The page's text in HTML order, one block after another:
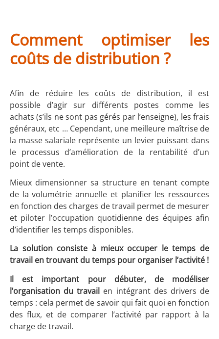
Comment optimiser les
coûts de distribution ?
Afin de réduire les coûts de distribution, il est
possible d’agir sur différents postes comme les
achats (s’ils ne sont pas gérés par l’enseigne), les frais
généraux, etc … Cependant, une meilleure maîtrise de
la masse salariale représente un levier puissant dans
le processus d’amélioration de la rentabilité d’un
point de vente.
Mieux dimensionner sa structure en tenant compte
de la volumétrie annuelle et planifier les ressources
en fonction des charges de travail permet de mesurer
et piloter l’occupation quotidienne des équipes afin
d’identifier les temps disponibles.
La solution consiste à mieux occuper le temps de
travail en trouvant du temps pour organiser l’activité !
Il est important pour débuter, de modéliser
l’organisation du travail en intégrant des drivers de
temps : cela permet de savoir qui fait quoi en fonction
des flux, et de comparer l’activité par rapport à la
charge de travail.